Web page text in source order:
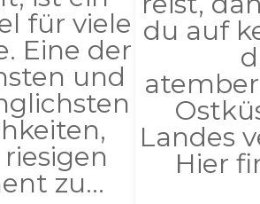
für viele
Eine der
und
zu...
du auf
Landes
Hier